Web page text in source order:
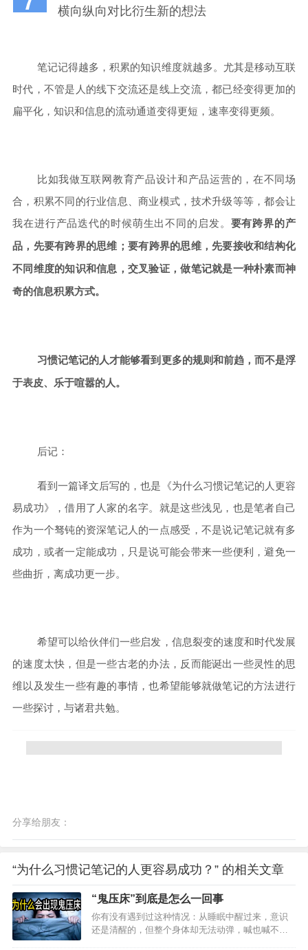
横向纵向对比衍生新的想法
笔记记得越多，积累的知识维度就越多。尤其是移动互联
时代，不管是人的线下交流还是线上交流，都已经变得更加的
扁平化，知识和信息的流动通道变得更短，速率变得更频。
比如我做互联网教育产品设计和产品运营的，在不同场
合，积累不同的行业信息、商业模式，技术升级等等，都会让
我在进行产品迭代的时候萌生出不同的启发。 要有跨界的产
品，先要有跨界的思维；要有跨界的思维，先要接收和结构化
不同维度的知识和信息，交叉验证，做笔记就是一种朴素而神
奇的信息积累方式。
习惯记笔记的人才能够看到更多的规则和前趋， 而不是浮
于表皮、乐于喧嚣的人。
后记：
看到一篇译文后写的，也是《为什么习惯记笔记的人更容
易成功》，借用了人家的名字。 就是这些浅见，也是笔者自己
作为一个驽钝的资深笔记人的一点感受，不是说记笔记就有多
成功，或者一定能成功，只是说可能会带来一些便利，避免一
些曲折，离成功更一步。
希望可以给伙伴们一些启发，信息裂变的速度和时代发展
的速度太快，但是一些古老的办法，反而能诞出一些灵性的思
维以及发生一些有趣的事情，也希望能够就做笔记的方法进行
一些探讨，与诸君共勉。
分享给朋友：
“为什么习惯记笔记的人更容易成功？” 的相关文章
“鬼压床”到底是怎么一回事
你有没有遇到过这种情况：从睡眠中醒过来，意识
还是清醒的，但整个身体却无法动弹，喊也喊不出